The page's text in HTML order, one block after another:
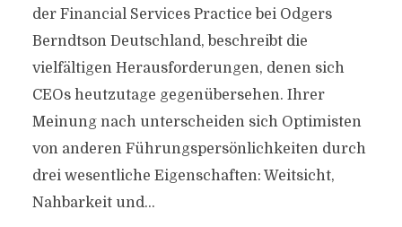
der Financial Services Practice bei Odgers
Berndtson Deutschland, beschreibt die
vielfältigen Herausforderungen, denen sich
CEOs heutzutage gegenübersehen. Ihrer
Meinung nach unterscheiden sich Optimisten
von anderen Führungspersönlichkeiten durch
drei wesentliche Eigenschaften: Weitsicht,
Nahbarkeit und...